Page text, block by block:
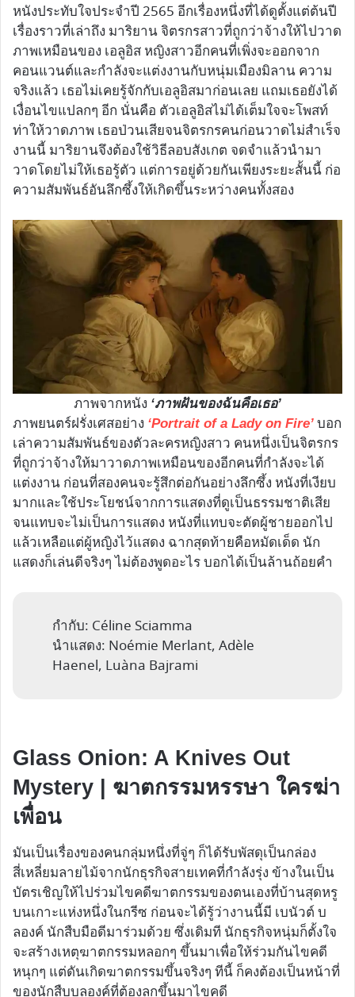
หนังประทับใจประจำปี 2565 อีกเรื่องหนึ่งที่ได้ดูตั้งแต่ต้นปี
เรื่องราวที่เล่าถึง มาริยาน จิตรกรสาวที่ถูกว่าจ้างให้ไปวาด
ภาพเหมือนของ เอลูอิส หญิงสาวอีกคนที่เพิ่งจะออกจาก
คอนแวนต์และกำลังจะแต่งงานกับหนุ่มเมืองมิลาน ความ
จริงแล้ว เธอไม่เคยรู้จักกับเอลูอิสมาก่อนเลย แถมเธอยังได้
เงื่อนไขแปลกๆ อีก นั่นคือ ตัวเอลูอิสไม่ได้เต็มใจจะโพสท์
ท่าให้วาดภาพ เธอป่วนเสียจนจิตรกรคนก่อนวาดไม่สำเร็จ
งานนี้ มาริยานจึงต้องใช้วิธีลอบสังเกต จดจำแล้วนำมา
วาดโดยไม่ให้เธอรู้ตัว แต่การอยู่ด้วยกันเพียงระยะสั้นนี้ ก่อ
ความสัมพันธ์อันลึกซึ้งให้เกิดขึ้นระหว่างคนทั้งสอง
ภาพจากหนัง ‘ภาพฝันของฉันคือเธอ’
ภาพยนตร์ฝรั่งเศสอย่าง ‘Portrait of a Lady on Fire’ บอก
เล่าความสัมพันธ์ของตัวละครหญิงสาว คนหนึ่งเป็นจิตรกร
ที่ถูกว่าจ้างให้มาวาดภาพเหมือนของอีกคนที่กำลังจะได้
แต่งงาน ก่อนที่สองคนจะรู้สึกต่อกันอย่างลึกซึ้ง หนังที่เงียบ
มากและใช้ประโยชน์จากการแสดงที่ดูเป็นธรรมชาติเสีย
จนแทบจะไม่เป็นการแสดง หนังที่แทบจะตัดผู้ชายออกไป
แล้วเหลือแต่ผู้หญิงไว้แสดง ฉากสุดท้ายคือหมัดเด็ด นัก
แสดงก็เล่นดีจริงๆ ไม่ต้องพูดอะไร บอกได้เป็นล้านถ้อยคำ
กำกับ: Céline Sciamma
นำแสดง: Noémie Merlant, Adèle
Haenel, Luàna Bajrami
Glass Onion: A Knives Out
Mystery | ฆาตกรรมหรรษา ใครฆ่า
เพื่อน
มันเป็นเรื่องของคนกลุ่มหนึ่งที่จู่ๆ ก็ได้รับพัสดุเป็นกล่อง
สี่เหลี่ยมลายไม้จากนักธุรกิจสายเทคที่กำลังรุ่ง ข้างในเป็น
บัตรเชิญให้ไปร่วมไขคดีฆาตกรรมของตนเองที่บ้านสุดหรู
บนเกาะแห่งหนึ่งในกรีซ ก่อนจะได้รู้ว่างานนี้มี เบนัวต์ บ
ลองค์ นักสืบมือดีมาร่วมด้วย ซึ่งเดิมที นักธุรกิจหนุ่มก็ตั้งใจ
จะสร้างเหตุฆาตกรรมหลอกๆ ขึ้นมาเพื่อให้ร่วมกันไขคดี
หนุกๆ แต่ดันเกิดฆาตกรรมขึ้นจริงๆ ทีนี้ ก็คงต้องเป็นหน้าที่
ของนักสืบบลองค์ที่ต้องลุกขึ้นมาไขคดี